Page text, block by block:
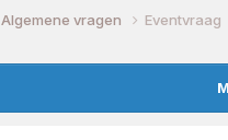
Algemene vragen Eventvraag